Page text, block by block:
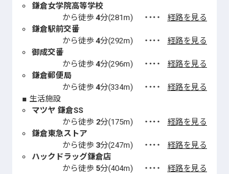
鎌倉女学院高等学校
から徒歩 4分(281m) ・・・・
経路を見る
鎌倉駅前交番
から徒歩 4分(292m) ・・・・
経路を見る
御成交番
から徒歩 4分(296m) ・・・・
経路を見る
鎌倉郵便局
から徒歩 4分(334m) ・・・・
経路を見る
生活施設
マツヤ 鎌倉SS
から徒歩 2分(175m) ・・・・
経路を見る
鎌倉東急ストア
から徒歩 3分(247m) ・・・・
経路を見る
ハックドラッグ鎌倉店
から徒歩 5分(404m) ・・・・
経路を見る